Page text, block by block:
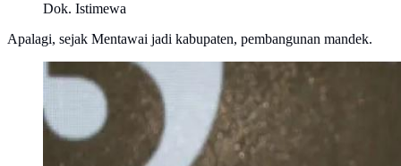
Dok. Istimewa
Apalagi, sejak Mentawai jadi kabupaten, pembangunan mandek.